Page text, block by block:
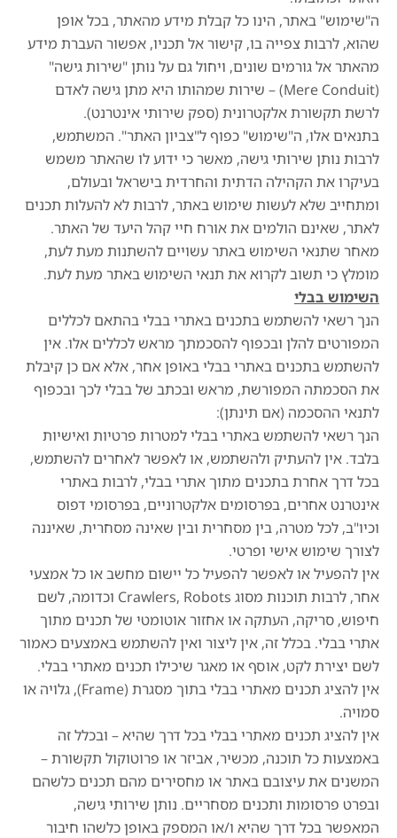
ה"שימוש" באתר, הינו כל קבלת מידע מהאתר, בכל אופן
שהוא, לרבות צפייה בו, קישור אל תכניו, אפשור העברת מידע
מהאתר אל גורמים שונים, ויחול גם על נותן "שירות גישה"
(Mere Conduit) – שירות שמהותו היא מתן גישה לאדם
לרשת תקשורת אלקטרונית (ספק שירותי אינטרנט).
בתנאים אלו, ה"שימוש" כפוף ל"צביון האתר". המשתמש,
לרבות נותן שירותי גישה, מאשר כי ידוע לו שהאתר משמש
בעיקרו את הקהילה הדתית והחרדית בישראל ובעולם,
ומתחייב שלא לעשות שימוש באתר, לרבות לא להעלות תכנים
לאתר, שאינם הולמים את אורח חיי קהל היעד של האתר.
מאחר שתנאי השימוש באתר עשויים להשתנות מעת לעת,
מומלץ כי תשוב לקרוא את תנאי השימוש באתר מעת לעת.
השימוש בבלי
הנך רשאי להשתמש בתכנים באתרי בבלי בהתאם לכללים
המפורטים להלן ובכפוף להסכמתך מראש לכללים אלו. אין
להשתמש בתכנים באתרי בבלי באופן אחר, אלא אם כן קיבלת
את הסכמתה המפורשת, מראש ובכתב של בבלי לכך ובכפוף
לתנאי ההסכמה (אם תינתן):
הנך רשאי להשתמש באתרי בבלי למטרות פרטיות ואישיות
בלבד. אין להעתיק ולהשתמש, או לאפשר לאחרים להשתמש,
בכל דרך אחרת בתכנים מתוך אתרי בבלי, לרבות באתרי
אינטרנט אחרים, בפרסומים אלקטרוניים, בפרסומי דפוס
וכיו"ב, לכל מטרה, בין מסחרית ובין שאינה מסחרית, שאיננה
לצורך שימוש אישי ופרטי.
אין להפעיל או לאפשר להפעיל כל יישום מחשב או כל אמצעי
אחר, לרבות תוכנות מסוג Crawlers, Robots וכדומה, לשם
חיפוש, סריקה, העתקה או אחזור אוטומטי של תכנים מתוך
אתרי בבלי. בכלל זה, אין ליצור ואין להשתמש באמצעים כאמור
לשם יצירת לקט, אוסף או מאגר שיכילו תכנים מאתרי בבלי.
אין להציג תכנים מאתרי בבלי בתוך מסגרת (Frame), גלויה או
סמויה.
אין להציג תכנים מאתרי בבלי בכל דרך שהיא – ובכלל זה
באמצעות כל תוכנה, מכשיר, אביזר או פרוטוקול תקשורת –
המשנים את עיצובם באתר או מחסירים מהם תכנים כלשהם
ובפרט פרסומות ותכנים מסחריים. נותן שירותי גישה,
המאפשר בכל דרך שהיא ו/או המספק באופן כלשהו חיבור